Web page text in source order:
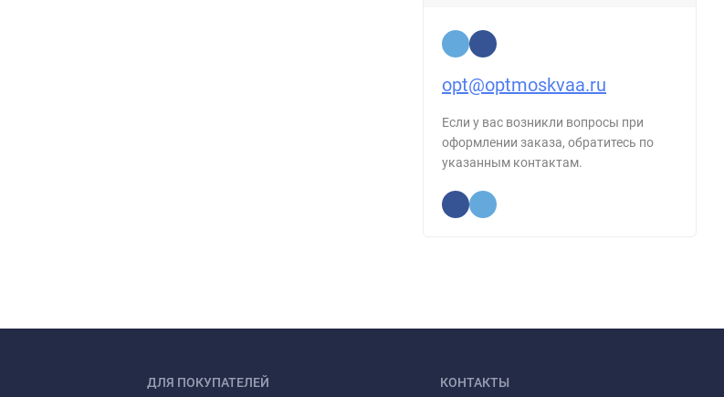
opt@optmoskvaa.ru
Если у вас возникли вопросы при
оформлении заказа, обратитесь по
указанным контактам.
ДЛЯ ПОКУПАТЕЛЕЙ КОНТАКТЫ